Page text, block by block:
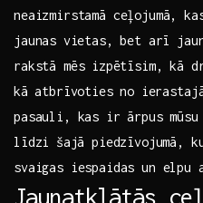
neaizmirstamā ceļojumā,
jaunas ⁢vietas, bet arī
rakstā mēs ⁢izpētīsim, kā
kā⁣ atbrīvoties ⁢no
pasauli,​ kas⁤ ir ārpus⁣ mūsu
līdzi ⁣šajā piedzīvojumā,
svaigas​ iespaidas un elpu
Jaunatklātās